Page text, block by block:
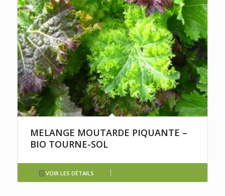
MELANGE MOUTARDE PIQUANTE –
BIO TOURNE-SOL
VOIR LES DÉTAILS